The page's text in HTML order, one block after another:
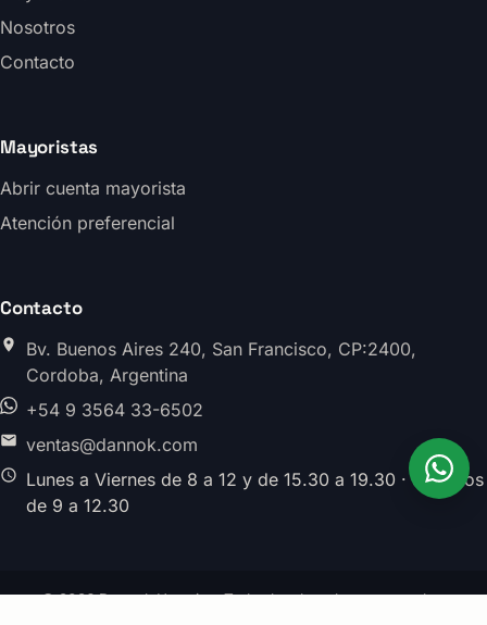
Nosotros
Contacto
Mayoristas
Abrir cuenta mayorista
Atención preferencial
Contacto
Bv. Buenos Aires 240, San Francisco, CP:2400,
Cordoba, Argentina
+54 9 3564 33-6502
ventas@dannok.com
Lunes a Viernes de 8 a 12 y de 15.30 a 19.30 · Sabados
de 9 a 12.30
© 2026 Dannok Herrajes. Todos los derechos reservados.